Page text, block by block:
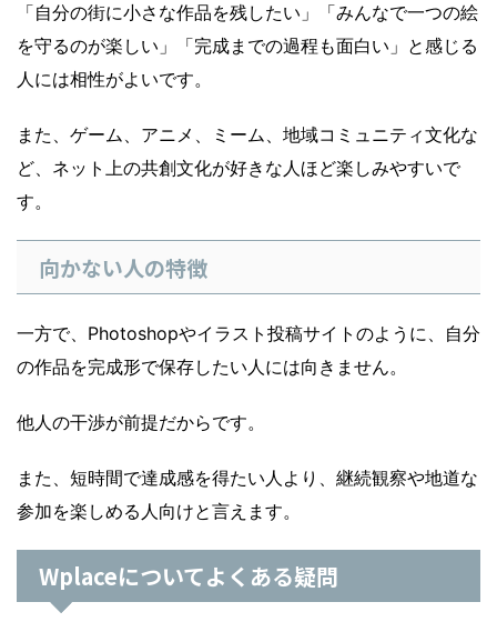
「自分の街に小さな作品を残したい」「みんなで一つの絵
を守るのが楽しい」「完成までの過程も面白い」と感じる
人には相性がよいです。
また、ゲーム、アニメ、ミーム、地域コミュニティ文化な
ど、ネット上の共創文化が好きな人ほど楽しみやすいで
す。
向かない人の特徴
一方で、Photoshopやイラスト投稿サイトのように、自分
の作品を完成形で保存したい人には向きません。
他人の干渉が前提だからです。
また、短時間で達成感を得たい人より、継続観察や地道な
参加を楽しめる人向けと言えます。
Wplaceについてよくある疑問